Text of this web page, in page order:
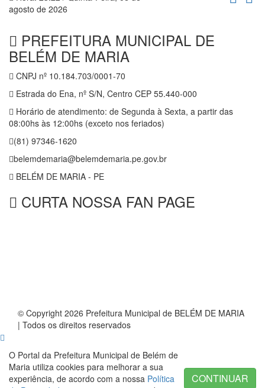
agosto de 2026
PREFEITURA MUNICIPAL DE
BELÉM DE MARIA
CNPJ nº 10.184.703/0001-70
Estrada do Ena, nº S/N, Centro CEP 55.440-000
Horário de atendimento: de Segunda à Sexta, a partir das
08:00hs às 12:00hs (exceto nos feriados)
(81) 97346-1620
belemdemaria@belemdemaria.pe.gov.br
BELÉM DE MARIA - PE
CURTA NOSSA FAN PAGE
© Copyright 2026 Prefeitura Municipal de BELÉM DE MARIA
| Todos os direitos reservados
O Portal da Prefeitura Municipal de Belém de
Maria utiliza cookies para melhorar a sua
experiência, de acordo com a nossa Política
CONTINUAR